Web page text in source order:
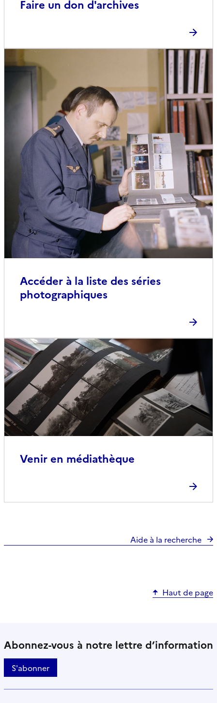
Faire un don d'archives
Accéder à la liste des séries
photographiques
Venir en médiathèque
Aide à la recherche
Haut de page
Abonnez-vous à notre lettre d’information
S'abonner